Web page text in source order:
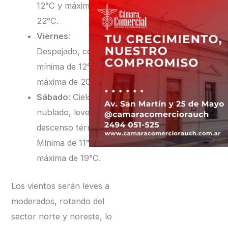
12°C y máxima de
22°C.
Viernes:
Despejado, con
mínima de 12°C y
máxima de 20°C.
Sábado: Cielo algo
nublado, leve
descenso térmico.
Mínima de 11°C y
máxima de 19°C.
Los vientos serán leves a
moderados, rotando del
sector norte y noreste, lo